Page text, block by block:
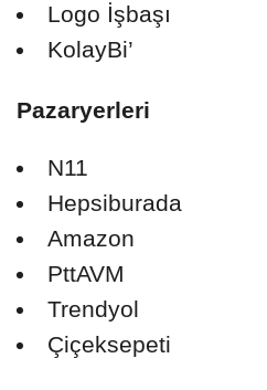
Logo İşbaşı
KolayBi’
Pazaryerleri
N11
Hepsiburada
Amazon
PttAVM
Trendyol
Çiçeksepeti